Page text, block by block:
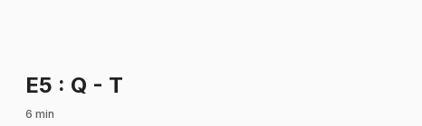
E5 : Q - T
6 min